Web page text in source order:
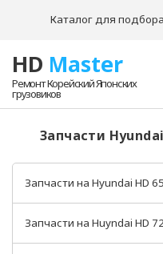
Каталог для подбора
О компании
HD Master
Ремонт Корейский Японских
грузовиков
Запчасти
Запчасти на Hyundai HD 65
Запчасти на Huyndai HD 72